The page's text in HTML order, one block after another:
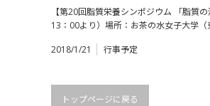
【第20回脂質栄養シンポジウム 「脂質
13：00より）場所：お茶の水女子大学
2018/1/21
行事予定
トップページに戻る